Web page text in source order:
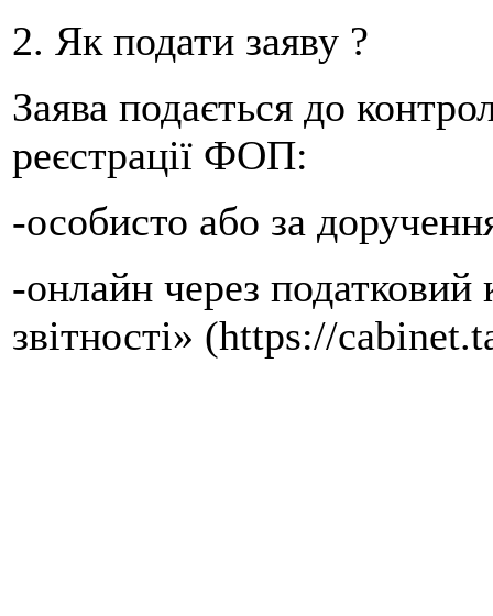
2. Як подати заяву ?
Заява подається до
реєстрації ФОП:
-особисто або за
-онлайн через
звітності» (https://